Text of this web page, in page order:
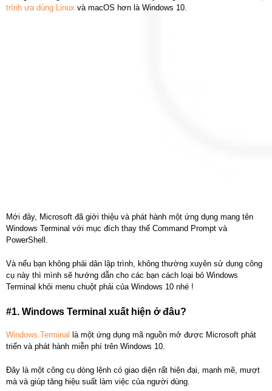
trình ưa dùng Linux và macOS hơn là Windows 10.
Mới đây, Microsoft đã giới thiệu và phát hành một ứng dụng mang tên
Windows Terminal với mục đích thay thế Command Prompt và
PowerShell.
Và nếu bạn không phải dân lập trình, không thường xuyên sử dụng công
cụ này thì mình sẽ hướng dẫn cho các bạn cách loại bỏ Windows
Terminal khỏi menu chuột phải của Windows 10 nhé !
#1. Windows Terminal xuất hiện ở đâu?
Windows Terminal
là một ứng dụng mã nguồn mở được Microsoft phát
triển và phát hành miễn phí trên Windows 10.
Đây là một công cụ dòng lệnh có giao diện rất hiện đại, mạnh mẽ, mượt
mà và giúp tăng hiệu suất làm việc của người dùng.